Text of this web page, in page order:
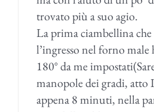
trovato più a suo agio.
La prima ciambellina
l’ingresso nel forno male
180° da me
manopole dei gradi, atto
appena 8 minuti, nella